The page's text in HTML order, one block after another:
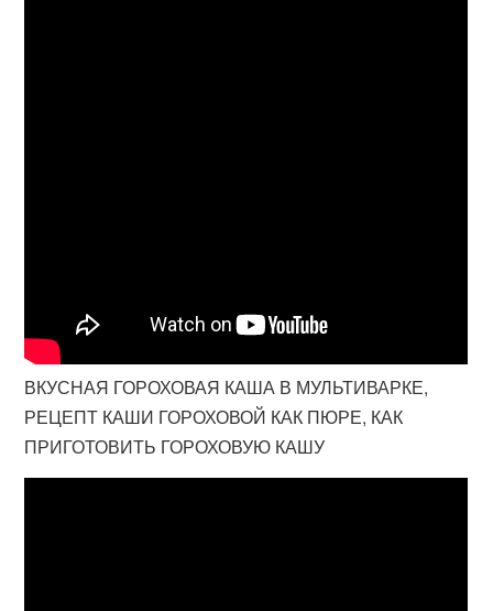
ВКУСНАЯ ГОРОХОВАЯ КАША В МУЛЬТИВАРКЕ,
РЕЦЕПТ КАШИ ГОРОХОВОЙ КАК ПЮРЕ, КАК
ПРИГОТОВИТЬ ГОРОХОВУЮ КАШУ